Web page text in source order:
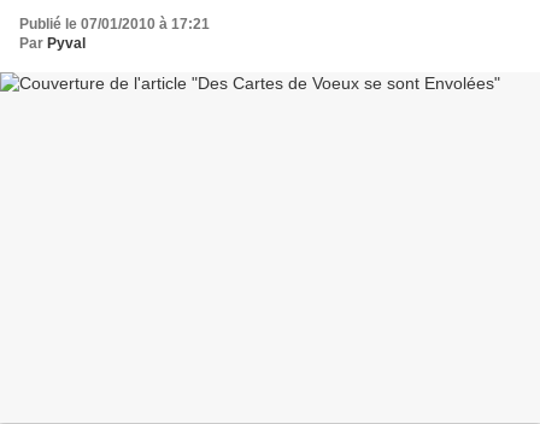
Publié le 07/01/2010 à 17:21
Par Pyval